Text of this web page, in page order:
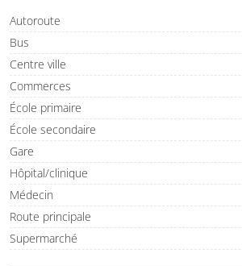
Autoroute
Bus
Centre ville
Commerces
École primaire
École secondaire
Gare
Hôpital/clinique
Médecin
Route principale
Supermarché